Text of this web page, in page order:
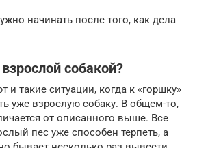
начинать после того, как дела
собакой?
и такие ситуации, когда к «горшку»
уже взрослую собаку. В общем-то,
от описанного выше. Все
пес уже способен терпеть, а